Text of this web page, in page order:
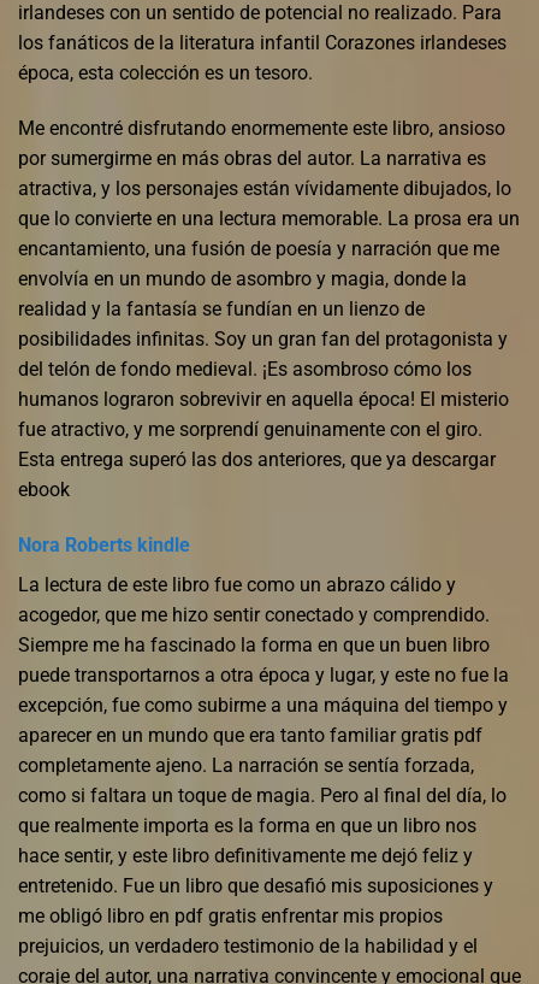
irlandeses con un sentido de potencial no realizado. Para
los fanáticos de la literatura infantil Corazones irlandeses
época, esta colección es un tesoro.
Me encontré disfrutando enormemente este libro, ansioso
por sumergirme en más obras del autor. La narrativa es
atractiva, y los personajes están vívidamente dibujados, lo
que lo convierte en una lectura memorable. La prosa era un
encantamiento, una fusión de poesía y narración que me
envolvía en un mundo de asombro y magia, donde la
realidad y la fantasía se fundían en un lienzo de
posibilidades infinitas. Soy un gran fan del protagonista y
del telón de fondo medieval. ¡Es asombroso cómo los
humanos lograron sobrevivir en aquella época! El misterio
fue atractivo, y me sorprendí genuinamente con el giro.
Esta entrega superó las dos anteriores, que ya descargar
ebook
Nora Roberts kindle
La lectura de este libro fue como un abrazo cálido y
acogedor, que me hizo sentir conectado y comprendido.
Siempre me ha fascinado la forma en que un buen libro
puede transportarnos a otra época y lugar, y este no fue la
excepción, fue como subirme a una máquina del tiempo y
aparecer en un mundo que era tanto familiar gratis pdf
completamente ajeno. La narración se sentía forzada,
como si faltara un toque de magia. Pero al final del día, lo
que realmente importa es la forma en que un libro nos
hace sentir, y este libro definitivamente me dejó feliz y
entretenido. Fue un libro que desafió mis suposiciones y
me obligó libro en pdf gratis enfrentar mis propios
prejuicios, un verdadero testimonio de la habilidad y el
coraje del autor, una narrativa convincente y emocional que